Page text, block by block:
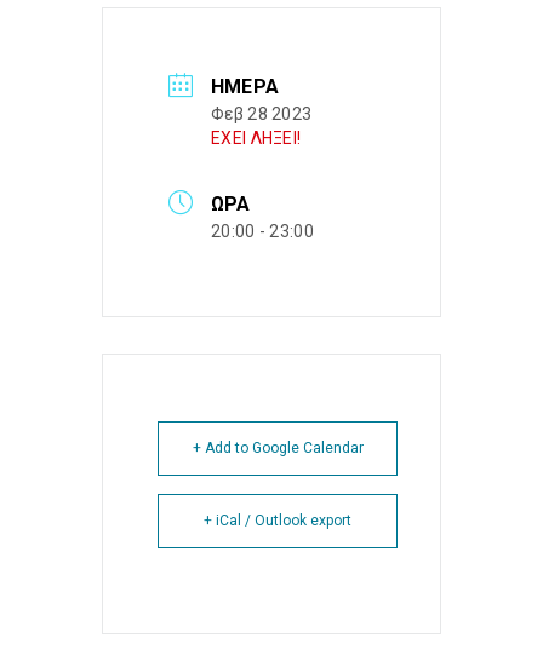
ΗΜΈΡΑ
Φεβ 28 2023
ΕΧΕΙ ΛΗΞΕΙ!
ΏΡΑ
20:00 - 23:00
+ Add to Google Calendar
+ iCal / Outlook export